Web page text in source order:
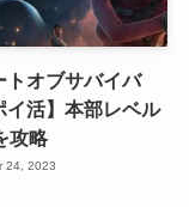
トオブサバイバ
イ活】本部レベル
攻略
24, 2023